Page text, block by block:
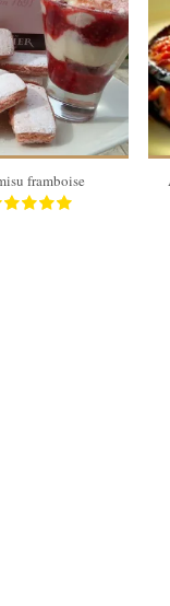
4
4
3 Min
framboise